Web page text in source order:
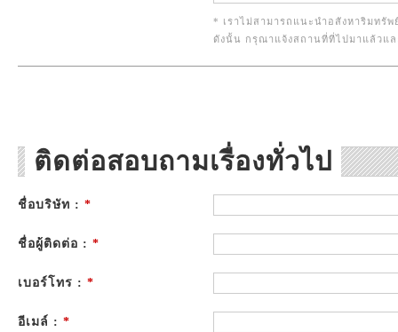
* เราไม่สามารถแนะนำอสังหาริมทรั
ดังนั้น กรุณาแจ้งสถานที่ที่ไปมาแล้วแล
ติดต่อสอบถามเรื่องทั่วไป
ชื่อบริษัท : *
ชื่อผู้ติดต่อ : *
เบอร์โทร : *
อีเมล์ : *